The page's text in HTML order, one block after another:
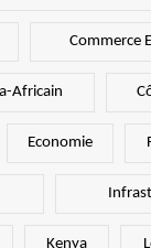
Commerce
Africain
Economie
Kenya